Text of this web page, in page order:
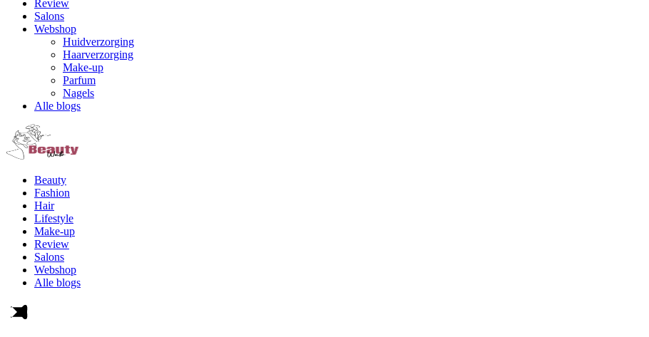
Review
Salons
Webshop
Huidverzorging
Haarverzorging
Make-up
Parfum
Nagels
Alle blogs
Beauty
Fashion
Hair
Lifestyle
Make-up
Review
Salons
Webshop
Alle blogs